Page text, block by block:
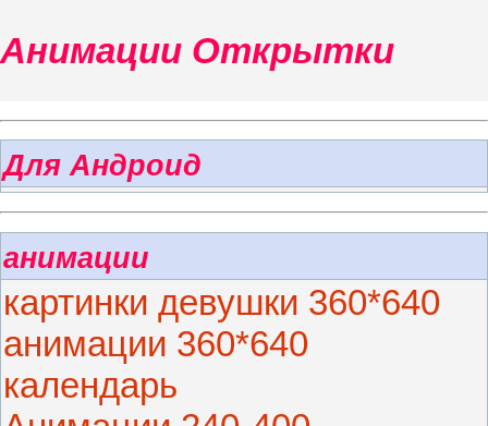
Анимации Открытки
Для Андроид
анимации
картинки девушки 360*640
анимации 360*640
календарь